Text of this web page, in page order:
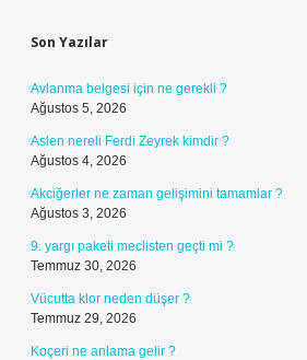
Son Yazılar
Avlanma belgesi için ne gerekli ?
Ağustos 5, 2026
Aslen nereli Ferdi Zeyrek kimdir ?
Ağustos 4, 2026
Akciğerler ne zaman gelişimini tamamlar ?
Ağustos 3, 2026
9. yargı paketi meclisten geçti mi ?
Temmuz 30, 2026
Vücutta klor neden düşer ?
Temmuz 29, 2026
Koçeri ne anlama gelir ?